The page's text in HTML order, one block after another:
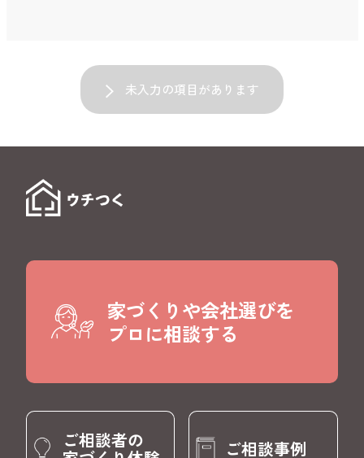
未入力の項目があります
家づくりや会社選びを
プロに相談する
ご相談者の ご相談事例